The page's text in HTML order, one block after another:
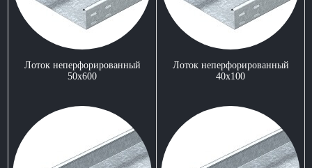
Лоток неперфорированный
50x600
Лоток неперфорированный
40x100